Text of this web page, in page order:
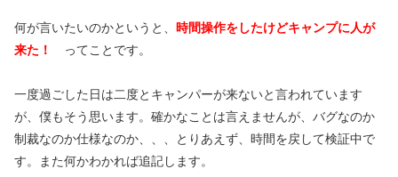
何が言いたいのかというと、 時間操作をしたけどキャンプに人が
来た！
ってことです。
一度過ごした日は二度とキャンパーが来ないと言われています
が、僕もそう思います。確かなことは言えませんが、バグなのか
制裁なのか仕様なのか、、、とりあえず、時間を戻して検証中で
す。また何かわかれば追記します。